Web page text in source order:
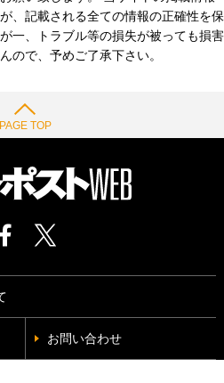
、記載される全ての情報の正確性を保
一、トラブル等の損失が被っても損害
ので、予めご了承下さい。
PAGE TOP
お問い合わせ